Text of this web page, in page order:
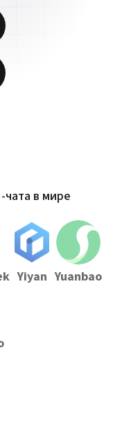
чата в мире
Yiyan Yuanbao